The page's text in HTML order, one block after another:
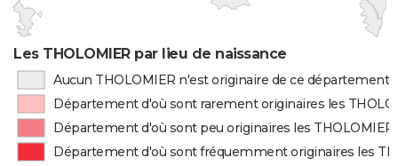
Les THOLOMIER par lieu de naissance
Aucun THOLOMIER n'est originaire de ce département
Département d'où sont rarement originaires les
Département d'où sont peu originaires les THOLOMIER
Département d'où sont fréquemment originaires les